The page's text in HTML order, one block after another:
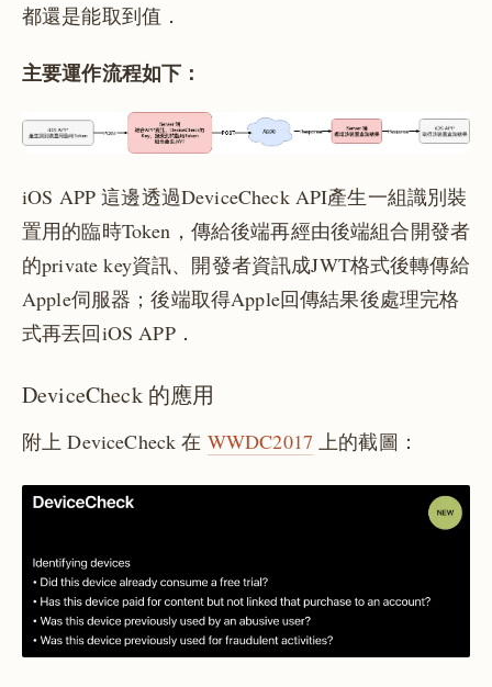
都還是能取到值．
主要運作流程如下：
iOS APP 這邊透過DeviceCheck API產生一組識別裝
置用的臨時Token，傳給後端再經由後端組合開發者
的private key資訊、開發者資訊成JWT格式後轉傳給
Apple伺服器；後端取得Apple回傳結果後處理完格
式再丟回iOS APP．
DeviceCheck 的應用
附上 DeviceCheck 在 WWDC2017 上的截圖：